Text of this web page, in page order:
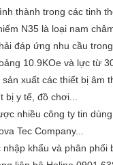
thành trong các tinh
N35 là loại nam
đáp ứng nhu cầu
10.9KOe và lực từ
xuất các thiết bị âm
bị y tế, đồ chơi...
nhiều công ty tin
Tec Company...
khẩu và phân phối